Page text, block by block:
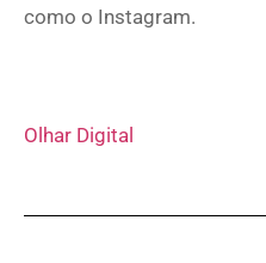
como o Instagram.
Olhar Digital